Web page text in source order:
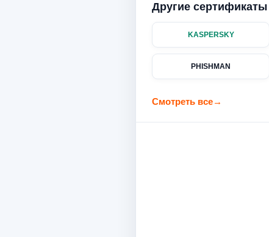
Другие сертификаты
KASPERSKY
PHISHMAN
Смотреть все→